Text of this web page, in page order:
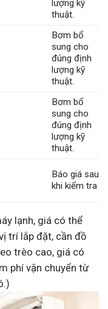
lượng kỹ
thuật.
Bơm bổ
sung cho
đúng định
lượng kỹ
thuật.
Bơm bổ
sung cho
đúng định
lượng kỹ
thuật.
Báo giá sau
khi kiểm tra
lạnh, giá có thể
trí lắp đặt, cần đồ
trèo cao, giá có
phí vận chuyển từ